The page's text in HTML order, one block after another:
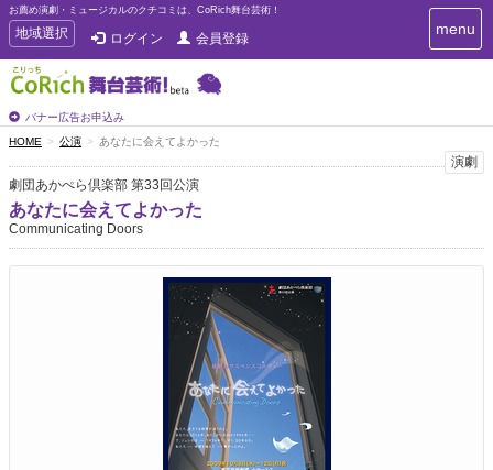
お薦め演劇・ミュージカルのクチコミは、CoRich舞台芸術！
T
o
g
g
e
n
a
v
i
g
a
地域選択 ログイン 会員登録
バナー広告お申込み
T
o
g
a
menu
HOME 公演 あなたに会えてよかった
演劇
劇団あかぺら倶楽部 第33回公演
あなたに会えてよかった
Communicating Doors